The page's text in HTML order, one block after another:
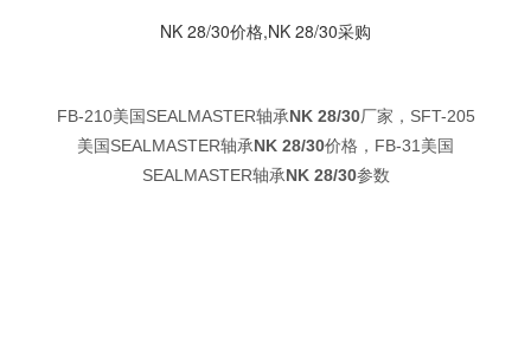
NK 28/30价格,NK 28/30采购
FB-210美国SEALMASTER轴承NK 28/30厂家，SFT-205
美国SEALMASTER轴承NK 28/30价格，FB-31美国
SEALMASTER轴承NK 28/30参数